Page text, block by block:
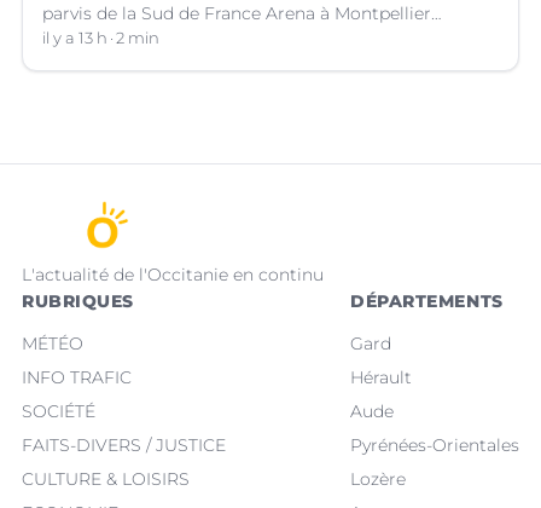
parvis de la Sud de France Arena à Montpellier
(Hérault).
il y a 13 h 2 min
L'actualité de l'Occitanie en continu
RUBRIQUES
MÉTÉO
INFO TRAFIC
SOCIÉTÉ
FAITS-DIVERS / JUSTICE
CULTURE & LOISIRS
DÉPARTEMENTS
Gard
Hérault
Aude
Pyrénées-Orientales
Lozère